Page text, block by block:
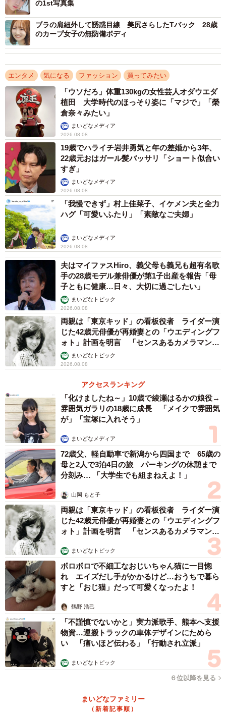
の1st写真集
ブラの肩紐外して誘惑目線 美尻さらしたTバック 28歳
のカープ女子の無防備ボディ
エンタメ 気になる ファッション 買ってみたい
「ウソだろ」体重130kgの女性芸人オダウエダ
植田 大学時代のほっそり姿に「マジで」「榮
倉奈々みたい」
まいどなメディア
2026.08.08
19歳でハライチ岩井勇気と年の差婚から3年、
22歳元おはガール髪バッサリ「ショート似合い
すぎ」
まいどなメディア
2026.08.08
「我慢できず」村上佳菜子、イケメン夫と全力
ハグ「可愛いふたり」「素敵なご夫婦」
まいどなメディア
2026.08.08
夫はマイファスHiro、義父母も義兄も超有名歌
手の28歳モデル兼俳優が第1子出産を報告「母
子ともに健康…日々、大切に過ごしたい」
まいどなトピック
2026.08.08
両親は「東京キッド」の看板役者 ライダー演
じた42歳元俳優が再婚妻との「ウエディングフ
ォト」計画を明言 「センスあるカメラマン求
む」まいどなトピック
2026.08.08
アクセスランキング
「化けましたね～」10歳で綾瀬はるかの娘役→
雰囲気ガラリの18歳に成長 「メイクで雰囲気
が」「宝塚に入れそう」
まいどなメディア
72歳父、軽自動車で新潟から四国まで 65歳の
母と2人で3泊4日の旅 パーキングの休憩まで
分刻み… 「大学生でも組まねえよ！」
山岡 もと子
両親は「東京キッド」の看板役者 ライダー演
じた42歳元俳優が再婚妻との「ウエディングフ
ォト」計画を明言 「センスあるカメラマン求
まいどなトピック
ボロボロで不細工なおじいちゃん猫に一目惚
れ エイズだし手がかかるけど…おうちで暮ら
すと「おじ猫」だって可愛くなったよ！
鶴野 浩己
「不謹慎でないかと」実力派歌手、熊本へ支援
物資…運搬トラックの車体デザインにためら
い 「痛いほど伝わる」「行動され立派」
まいどなトピック
６位以降を見る
まいどなファミリー
（新着記事順）